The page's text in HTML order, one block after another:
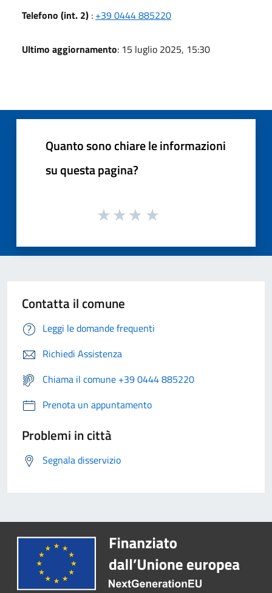
Telefono (int. 2) : +39 0444 885220
Ultimo aggiornamento: 15 luglio 2025, 15:30
Quanto sono chiare le informazioni
su questa pagina?
Contatta il comune
Leggi le domande frequenti
Richiedi Assistenza
Chiama il comune +39 0444 885220
Prenota un appuntamento
Problemi in città
Segnala disservizio